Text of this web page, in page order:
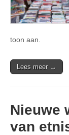
toon aan.
Lees meer →
Nieuwe
van